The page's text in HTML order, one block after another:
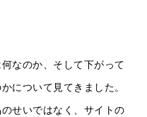
なのか、そして下がって
について見てきました。
せいではなく、サイトの